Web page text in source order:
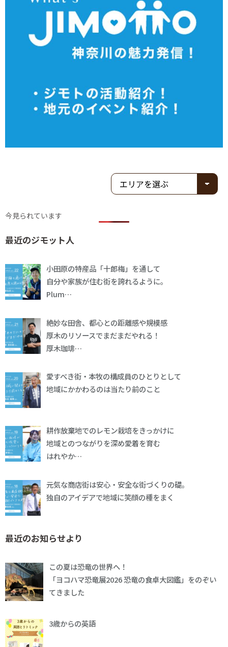
今見られています
最近のジモット人
小田原の特産品「十郎梅」を通して
自分や家族が住む街を誇れるように。
Plum…
絶妙な田舎、都心との距離感や規模感
厚木のリソースでまだまだやれる！
厚木珈琲…
愛すべき街・本牧の構成員のひとりとして
地域にかかわるのは当たり前のこと
耕作放棄地でのレモン栽培をきっかけに
地域とのつながりを深め愛着を育む
はれやか…
元気な商店街は安心・安全な街づくりの礎。
独自のアイデアで地域に笑顔の種をまく
最近のお知らせより
この夏は恐竜の世界へ！
「ヨコハマ恐竜展2026 恐竜の食卓大図鑑」をのぞい
てきました
3歳からの英語